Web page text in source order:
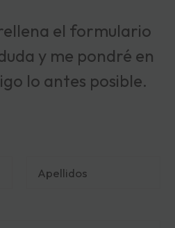
el formulario
y me pondré en
lo antes posible.